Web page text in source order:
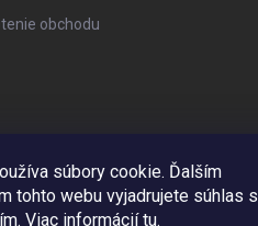
súbory cookie. Ďalším
tohto webu vyjadrujete súhlas s
Viac informáciítu.
obchodu